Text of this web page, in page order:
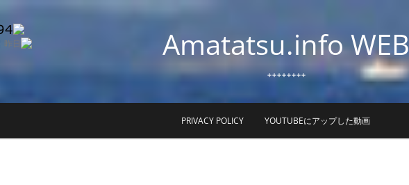
Amatatsu.info WEB
++++++++
PRIVACY POLICY YOUTUBEにアップした動画